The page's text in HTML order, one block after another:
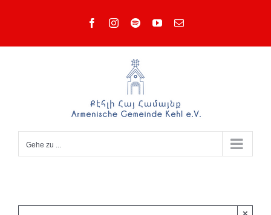
springen
FacebookInstagram
SpotifyYouTube
E-
Gehe zu ...
×